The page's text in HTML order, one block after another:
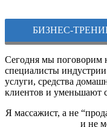
БИЗНЕС-
Сегодня мы поговорим
специалисты
услуги, средства
клиентов и уменьшают
Я массажист, а не
и не